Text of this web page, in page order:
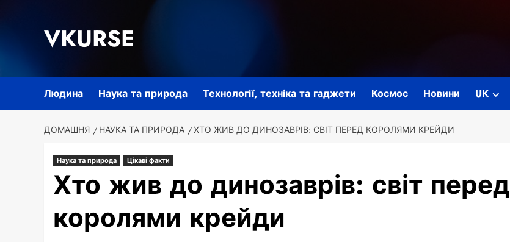
VKURSE
Людина Наука та природа Технології, техніка та гаджети Космос Новини UK
ДОМАШНЯ НАУКА ТА ПРИРОДА ХТО ЖИВ ДО ДИНОЗАВРІВ: СВІТ ПЕРЕД КОРОЛЯМИ КРЕЙДИ
Наука та природа Цікаві факти
Хто жив до динозаврів: світ перед
королями крейди